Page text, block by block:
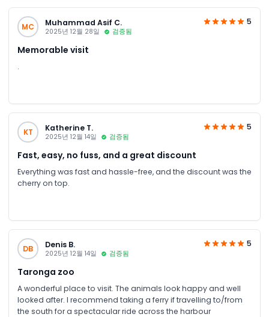
MC Muhammad Asif C.
2025년 12월 28일 검증됨
5
Memorable visit
.
KT Katherine T.
2025년 12월 14일 검증됨
5
Fast, easy, no fuss, and a great discount
Everything was fast and hassle-free, and the discount was the
cherry on top.
DB Denis B.
2025년 12월 14일 검증됨
5
Taronga zoo
A wonderful place to visit. The animals look happy and well
looked after. I recommend taking a ferry if travelling to/from
the south for a spectacular ride across the harbour